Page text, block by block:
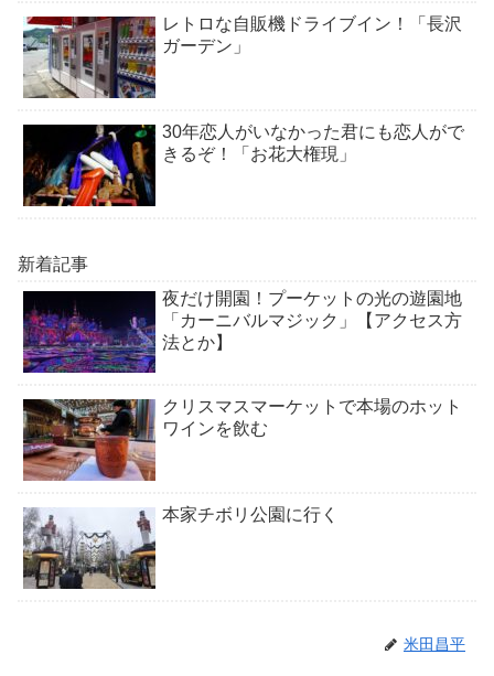
レトロな自販機ドライブイン！「長沢
ガーデン」
30年恋人がいなかった君にも恋人がで
きるぞ！「お花大権現」
新着記事
夜だけ開園！プーケットの光の遊園地
「カーニバルマジック」【アクセス方
法とか】
クリスマスマーケットで本場のホット
ワインを飲む
本家チボリ公園に行く
米田昌平